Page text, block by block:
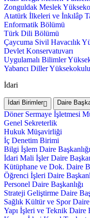
Zonguldak Meslek
Atatürk İlkeleri ve İnkılâp
Enformatik Bölümü
Türk Dili Bölümü
Çaycuma Sivil Havacılık
Devlet Konservatuvarı
Uygulamalı Bilimler
Yabancı Diller Yüksekokulu
İdari
İdari Birimler Daire
Döner Sermaye İşletmesi
Genel Sekreterlik
Hukuk Müşavirliği
İç Denetim Birimi
Bilgi İşlem Daire Başkanlığı
İdari Mali İşler Daire
Kütüphane ve Dok. Daire
Öğrenci İşleri Daire
Personel Daire Başkanlığı
Strateji Geliştirme Daire
Sağlık Kültür ve Spor Daire
Yapı İşleri ve Teknik Daire